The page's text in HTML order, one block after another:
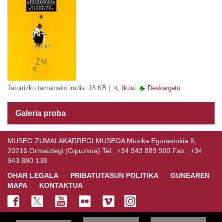
Jatorrizko tamainako irudia: 18 KB Ikusi Deskargatu
Galeria proba
MUSEO ZUMALAKARREGI MUSEOA Muxika Egurastokia 6,
20216 Ormaiztegi (Gipuzkoa) Tel.: +34 943 889 900 Fax.: +34
943 880 138
OHAR LEGALA
PRIBATUTASUN POLITIKA
GUNEAREN
MAPA
KONTAKTUA